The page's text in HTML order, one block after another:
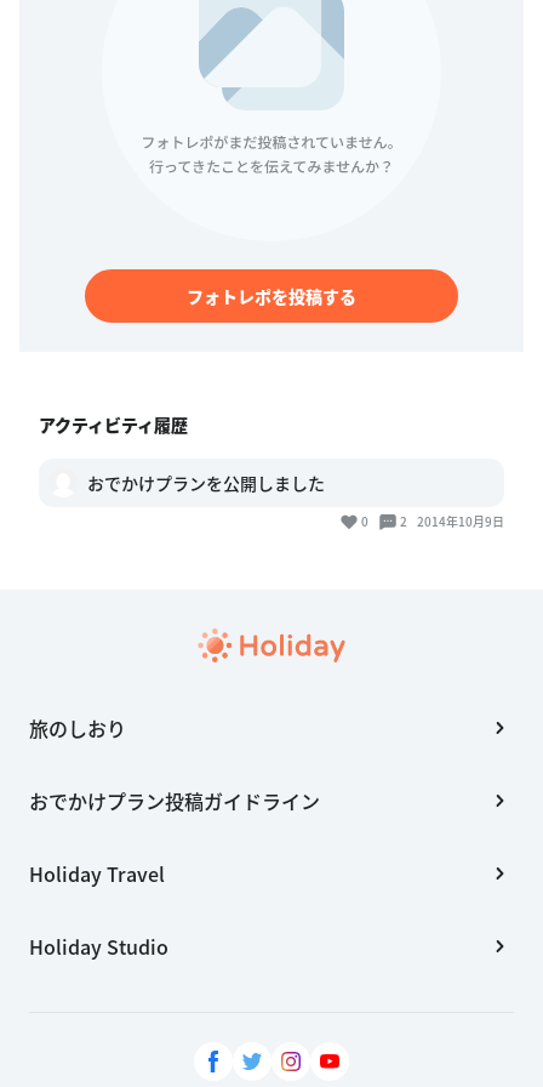
フォトレポを投稿する
アクティビティ履歴
おでかけプランを公開しました
0 2 2014年10月9日
旅のしおり
おでかけプラン投稿ガイドライン
Holiday Travel
Holiday Studio